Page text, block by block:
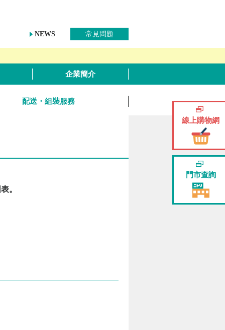
NEWS 常見問題
配送・組裝服務
企業簡介
。
線上購物網
門市查詢